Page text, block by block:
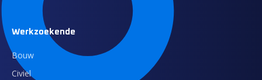
Werkzoekende
Bouw
Civiel